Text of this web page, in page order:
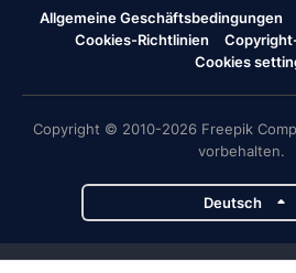
Allgemeine Geschäftsbedingungen
Cookies-Richtlinien
Cookies
Copyright © 2010-2026 Freepik
vorbehalten.
Deutsch